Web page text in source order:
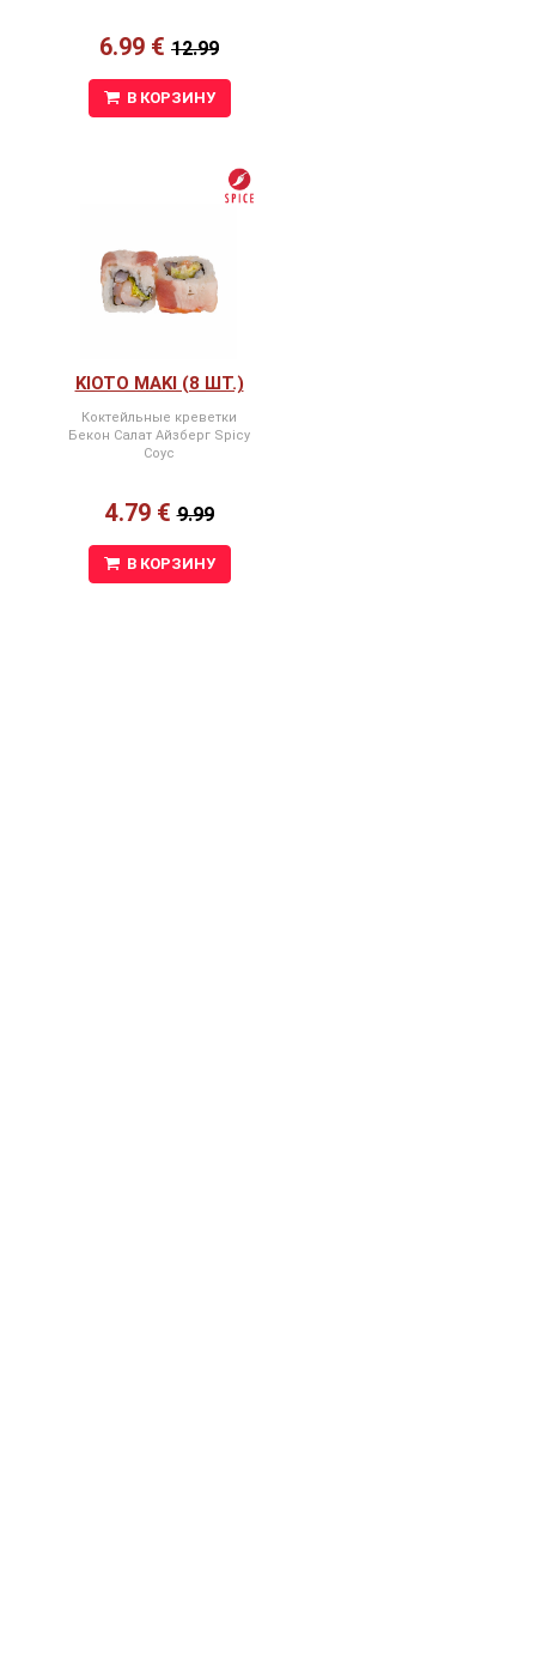
6.99 € 12.99
В КОРЗИНУ
KIOTO MAKI (8 ШТ.)
Коктейльные креветки
Бекон Салат Айзберг Spicy
Соус
4.79 €9.99
В КОРЗИНУ